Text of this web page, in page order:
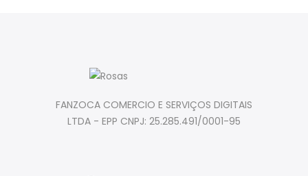
FANZOCA COMERCIO E SERVIÇOS DIGITAIS
LTDA - EPP CNPJ: 25.285.491/0001-95